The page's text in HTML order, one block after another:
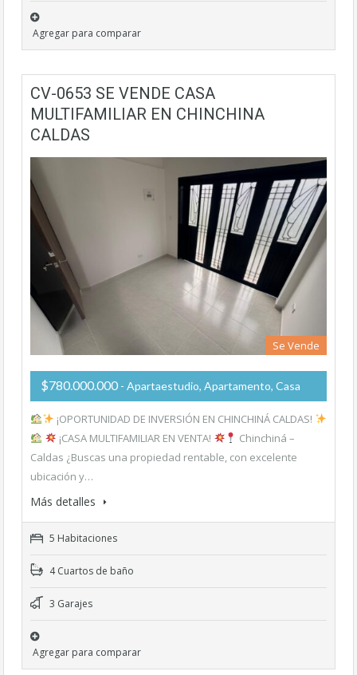
Agregar para comparar
CV-0653 SE VENDE CASA
MULTIFAMILIAR EN CHINCHINA
CALDAS
Se Vende
$780.000.000 - Apartaestudio, Apartamento, Casa
¡OPORTUNIDAD DE INVERSIÓN EN CHINCHINÁ CALDAS!
¡CASA MULTIFAMILIAR EN VENTA!
Chinchiná –
Caldas ¿Buscas una propiedad rentable, con excelente
ubicación y…
Más detalles
5 Habitaciones
4 Cuartos de baño
3 Garajes
Agregar para comparar